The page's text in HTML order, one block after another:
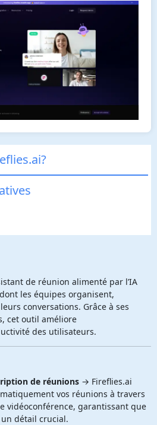
de réunion alimenté par l’IA
les équipes organisent,
conversations. Grâce à ses
cet outil améliore
des utilisateurs.
de réunions→ Fireflies.ai
vos réunions à travers
vidéoconférence, garantissant que
détail crucial.